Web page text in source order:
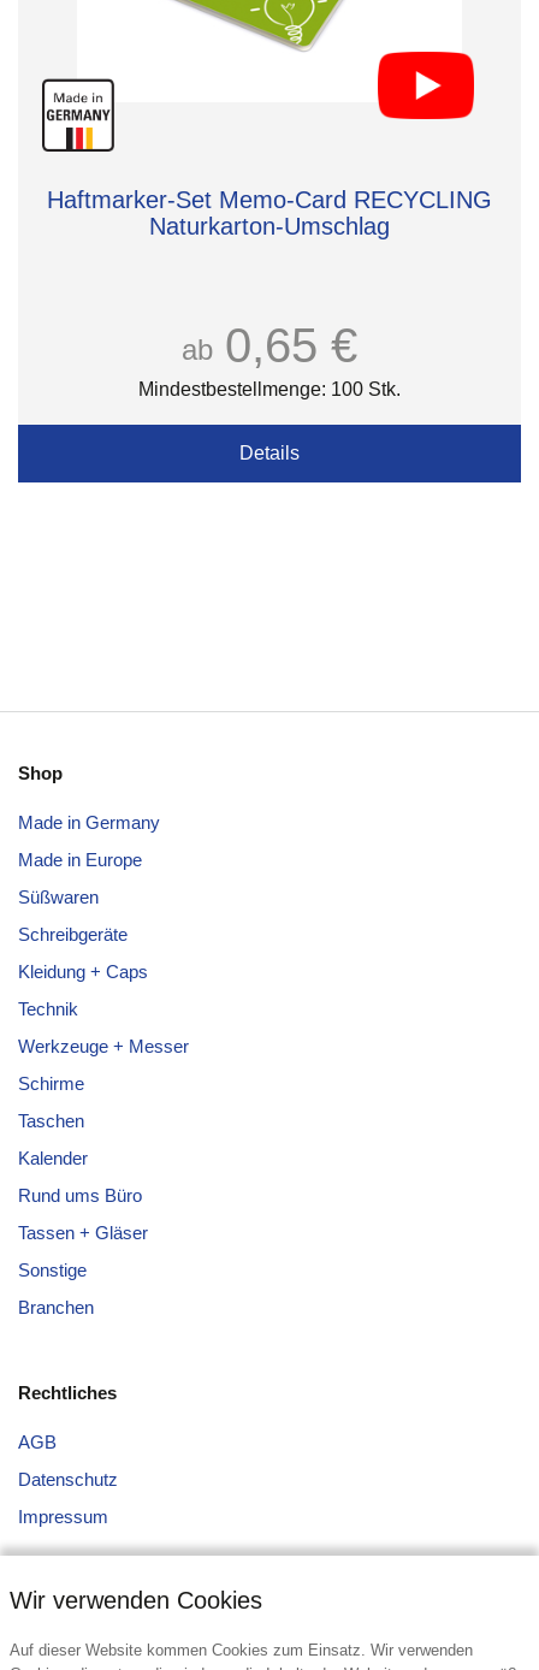
Haftmarker-Set Memo-Card RECYCLING
Naturkarton-Umschlag
ab 0,65 €
Mindestbestellmenge: 100 Stk.
Details
Shop
Made in Germany
Made in Europe
Süßwaren
Schreibgeräte
Kleidung + Caps
Technik
Werkzeuge + Messer
Schirme
Taschen
Kalender
Rund ums Büro
Tassen + Gläser
Sonstige
Branchen
Rechtliches
AGB
Datenschutz
Impressum
Wir verwenden Cookies
Auf dieser Website kommen Cookies zum Einsatz. Wir verwenden